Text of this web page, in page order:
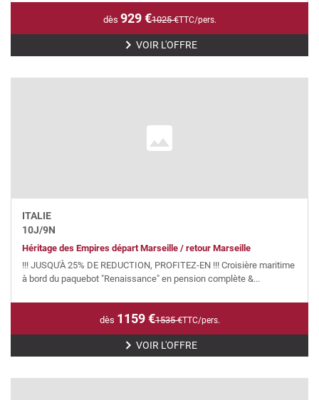
dès 929€1025€TTC/pers.
VOIR L'OFFRE
ITALIE
10J/9N
Héritage des Empires départ Marseille / retour Marseille
!!! JUSQU'À 25% DE REDUCTION, PROFITEZ-EN !!! Croisière maritime
à bord du paquebot "Renaissance" en pension complète &...
dès 1159€1535€TTC/pers.
VOIR L'OFFRE